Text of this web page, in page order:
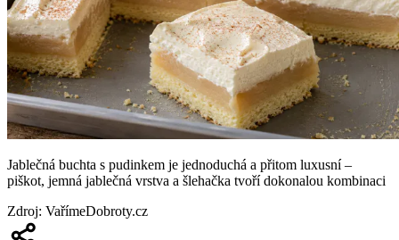
Jablečná buchta s pudinkem je jednoduchá a přitom luxusní –
piškot, jemná jablečná vrstva a šlehačka tvoří dokonalou kombinaci
Zdroj: VařímeDobroty.cz